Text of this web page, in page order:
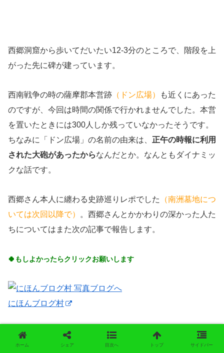
西郷洞窟から歩いてだいたい12-3分のところで、階段を上
がった先に碑が建っています。
西南戦争の時の薩摩郡本営跡 （ドン広場）
も近くにあった
のですが、今回は時間の関係で行かれませんでした。本営
を置いたときには300人しか残っていなかったそうです。
ちなみに「ドン広場」の名前の由来は、 正午の時報に利用
された大砲があったからなんだとか。なんともダイナミッ
クな話です。
西郷さん本人に纏わる史跡巡りレポでした
（南洲墓地につ
いては次回以降で）
。西郷さんとかかわりの深かった人た
ちについてはまた次の記事で報告します。
🍀もしよかったらクリックお願いします
にほんブログ村
ホーム シェア 目次へ トップ サイドバー